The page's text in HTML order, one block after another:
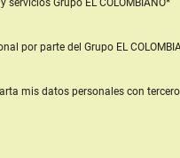
servicios Grupo EL COLOMBIANO*
por parte del Grupo EL
mis datos personales con